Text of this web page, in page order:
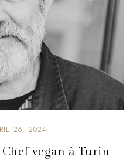
26, 2024
vegan à Turin